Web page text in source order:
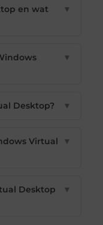
en wat
▼
▼
Desktop? ▼
Virtual
▼
Desktop
▼